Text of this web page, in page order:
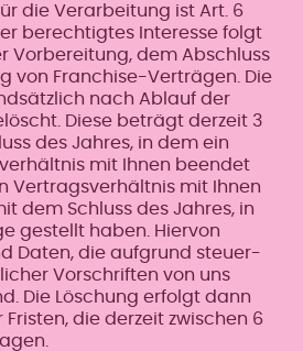
die Verarbeitung ist Art. 6
berechtigtes Interesse folgt
Vorbereitung, dem Abschluss
von Franchise-Verträgen. Die
nach Ablauf der
Diese beträgt derzeit 3
des Jahres, in dem ein
mit Ihnen beendet
Vertragsverhältnis mit Ihnen
dem Schluss des Jahres, in
gestellt haben. Hiervon
Daten, die aufgrund steuer-
Vorschriften von uns
Die Löschung erfolgt dann
die derzeit zwischen 6